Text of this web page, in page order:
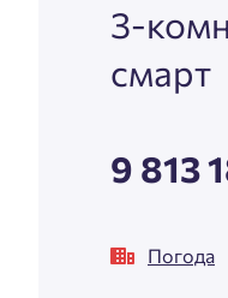
3-
смарт
9 813
Погода